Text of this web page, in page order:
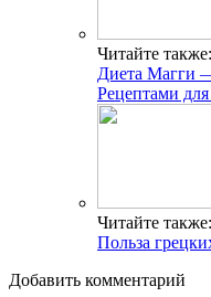
Читайте также:
Диета Магги
Рецептами
Читайте также:
Польза
Добавить комментарий